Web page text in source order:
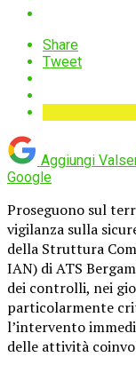
Share
Tweet
Aggiungi
Google
Proseguono sul
vigilanza sulla
della Struttura
IAN) di ATS
dei controlli, nei
particolarmente
l’intervento
delle attività